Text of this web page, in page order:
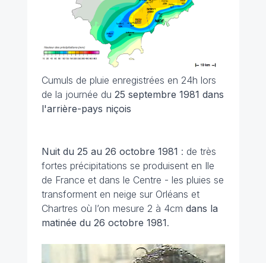
Cumuls de pluie enregistrées en 24h lors
de la journée du 25 septembre 1981 dans
l'arrière-pays niçois
Nuit du 25 au 26 octobre 1981 : de très
fortes précipitations se produisent en Ile
de France et dans le Centre - les pluies se
transforment en neige sur Orléans et
Chartres où l’on mesure 2 à 4cm dans la
matinée du 26 octobre 1981.